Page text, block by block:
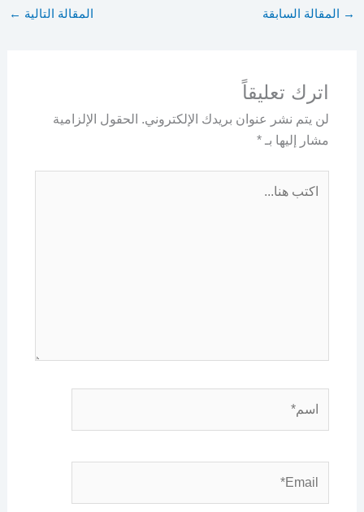
→ المقالة السابقة المقالة التالية ←
اترك تعليقاً
لن يتم نشر عنوان بريدك الإلكتروني. الحقول الإلزامية
مشار إليها بـ *